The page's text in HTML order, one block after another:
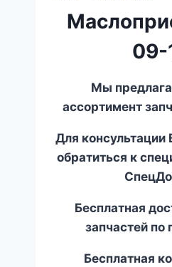
09-
Мы
ассортимент
Для
обратиться к
Бесплатная
запчастей по
Бесплатная